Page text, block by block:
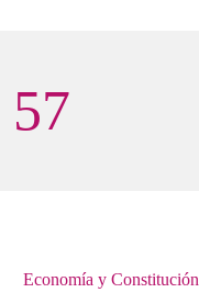
Economía y Constitución